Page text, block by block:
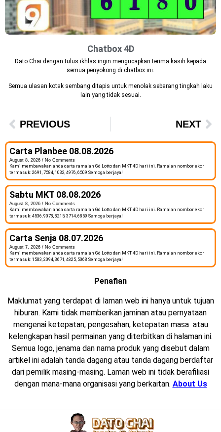
Chatbox 4D
Dato Chai dengan tulus ikhlas ingin mengucapkan terima kasih kepada
semua penyokong di chatbox ini.
Semua ulasan kotak sembang ditapis untuk menolak sebarang tingkah laku
lain yang tidak sesuai.
PREVIOUS NEXT
Carta Planbee 08.08.2026
August 8, 2026
No Comments
Kami membawakan anda carta ramalan Gd Lotto dan MKT 4D hari ini. Ramalan nombor ekor
termasuk: 2691, 7584, 1032, 4976, 6509 Semoga berjaya!
Sabtu MKT 08.08.2026
August 8, 2026
No Comments
Kami membawakan anda carta ramalan Gd Lotto dan MKT 4D hari ini. Ramalan nombor ekor
termasuk: 4536, 9078, 8215, 3714, 6859 Semoga berjaya!
Carta Senja 08.07.2026
August 7, 2026
No Comments
Kami membawakan anda carta ramalan Gd Lotto dan MKT 4D hari ini. Ramalan nombor ekor
termasuk: 1583, 2094, 3671, 4825, 5068 Semoga berjaya!
Penafian
Maklumat yang terdapat di laman web ini hanya untuk tujuan
hiburan. Kami tidak memberikan jaminan atau pernyataan
mengenai ketepatan, pengesahan, ketepatan masa atau
kelengkapan hasil permainan yang diterbitkan di halaman ini.
Semua logo, jenama dan nama produk yang disebut dalam
artikel ini adalah tanda dagang atau tanda dagang berdaftar
dari pemilik masing-masing. Laman web ini tidak berafiliasi
dengan mana-mana organisasi yang berkaitan. About Us